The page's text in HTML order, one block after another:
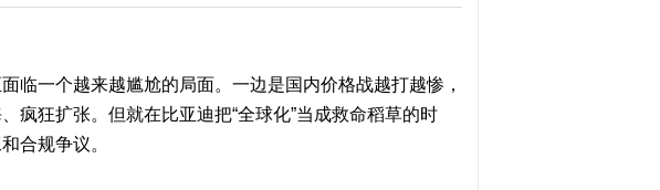
一个越来越尴尬的局面。一边是国内价格战越打越惨，
疯狂扩张。但就在比亚迪把“全球化”当成救命稻草的时
合规争议。